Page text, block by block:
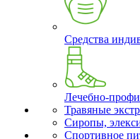
Средства
Лечебно-
Травяные
Сиропы,
Спортивное